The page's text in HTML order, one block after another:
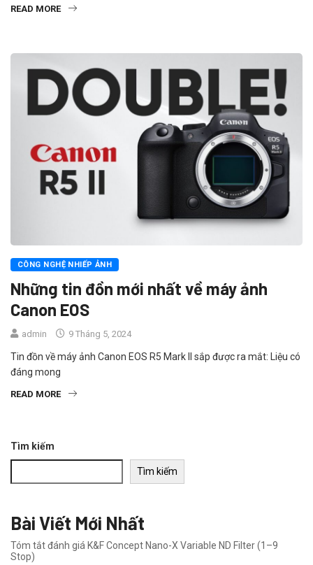
READ MORE
CÔNG NGHỆ NHIẾP ẢNH
Những tin đồn mới nhất về máy ảnh
Canon EOS
admin 9 Tháng 5, 2024
Tin đồn về máy ảnh Canon EOS R5 Mark II sắp được ra mắt: Liệu có
đáng mong
READ MORE
Tìm kiếm
Tìm kiếm
Bài Viết Mới Nhất
Tóm tắt đánh giá K&F Concept Nano-X Variable ND Filter (1–9
Stop)